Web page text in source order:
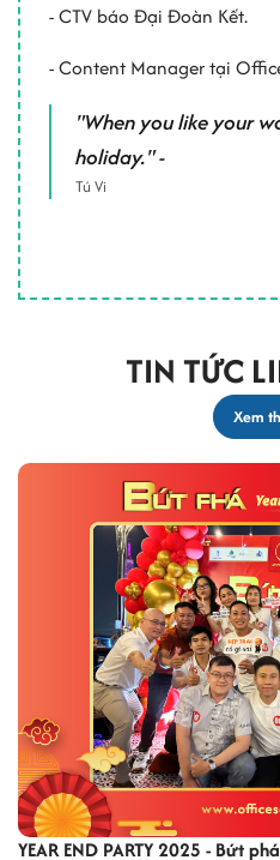
- CTV báo Đại Đoàn Kết.
- Content Manager tại
"When you like your
holiday." -
Tú Vi
TIN TỨC
Xem
YEAR END PARTY 2025 - Bứt